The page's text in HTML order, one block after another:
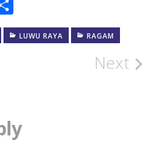
Share
LUWU RAYA RAGAM
Next